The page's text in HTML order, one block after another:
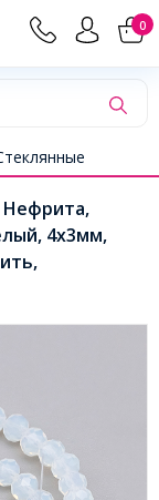
0
Нефрита,
4х3мм,